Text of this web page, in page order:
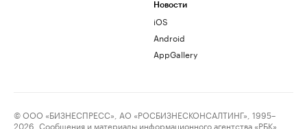
Новости
iOS
Android
AppGallery
© ООО «БИЗНЕСПРЕСС», АО «РОСБИЗНЕСКОНСАЛТИНГ», 1995–
2026. Сообщения и материалы информационного агентства «РБК»